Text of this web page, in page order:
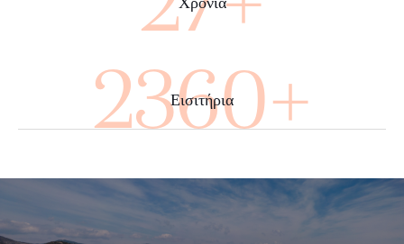
Χρόνια
3880+
Εισιτήρια